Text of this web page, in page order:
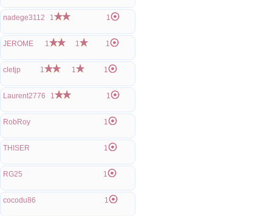
nadege3112 1 1
JEROME 1 1 1
cletjp 1 1 1
Laurent2776 1 1
RobRoy 1
THISER 1
RG25 1
cocodu86 1